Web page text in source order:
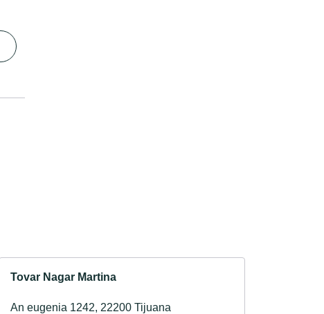
Tovar Nagar Martina
An eugenia 1242, 22200 Tijuana